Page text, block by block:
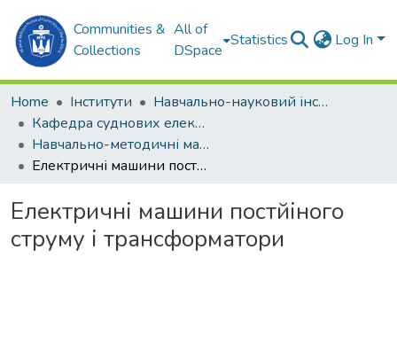
Communities &
Collections
All of
DSpace
Statistics Log In
Home Інститути
Навчально-науковий інститут автоматики та електротехніки (ННІАЕ)
Кафедра суднових електроенергетичних систем (СЕЕС)
Навчально-методичні матеріали (СЕЕС)
Електричні машини постйіного струму і трансформатори
Електричні машини постйіного
струму і трансформатори